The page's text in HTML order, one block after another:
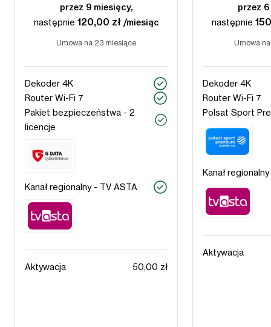
przez 9 miesięcy,
następnie 120,00 zł /miesiąc
Umowa na 23 miesiące
Dekoder 4K
Router Wi-Fi 7
Pakiet bezpieczeństwa - 2
licencje
Kanał regionalny - TV ASTA
Aktywacja 50,00 zł
przez
następnie
Umowa
Dekoder 4K
Router Wi-Fi 7
Polsat Sport
Kanał
Aktywacja